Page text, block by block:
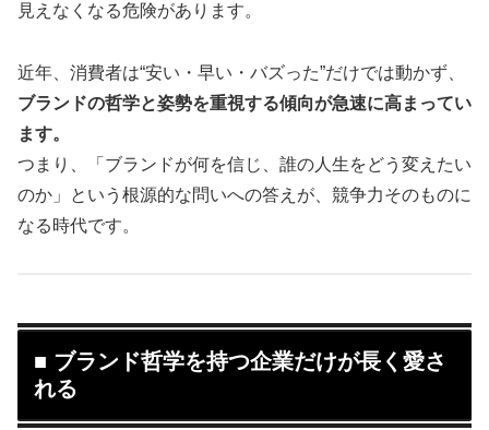
見えなくなる危険があります。
近年、消費者は“安い・早い・バズった”だけでは動かず、
ブランドの哲学と姿勢を重視する傾向が急速に高まってい
ます。
つまり、「ブランドが何を信じ、誰の人生をどう変えたい
のか」という根源的な問いへの答えが、競争力そのものに
なる時代です。
■ ブランド哲学を持つ企業だけが長く愛さ
れる